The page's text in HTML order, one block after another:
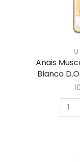
Anais
Blanco